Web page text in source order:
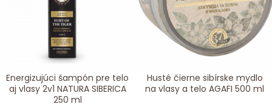
Energizujúci šampón pre telo
aj vlasy 2v1 NATURA SIBERICA
250 ml
Husté čierne sibírske mydlo
na vlasy a telo AGAFI 500 ml